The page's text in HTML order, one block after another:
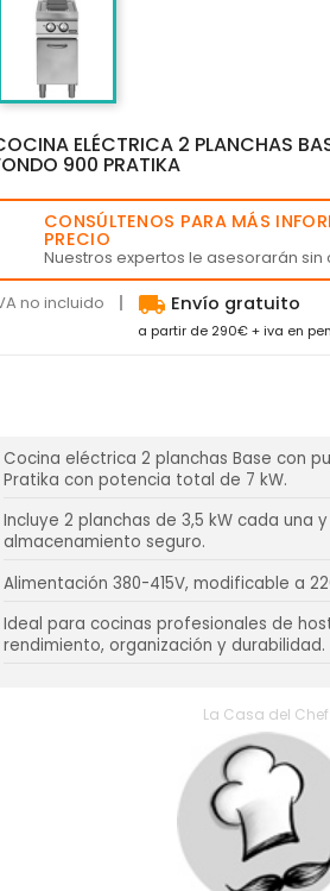
ELÉCTRICA 2 PLANCHAS
900 PRATIKA
CONSÚLTENOS PARA MÁS
PRECIO
Nuestros expertos le asesorarán
no incluido local_shipping Envío gratuito
a partir de 290€ + iva en
Cocina eléctrica 2 planchas Base con
Pratika con potencia total de 7 kW.
Incluye 2 planchas de 3,5 kW cada una
almacenamiento seguro.
Alimentación 380-415V, modificable a
Ideal para cocinas profesionales de
rendimiento, organización y durabilidad.
La Casa del Chef